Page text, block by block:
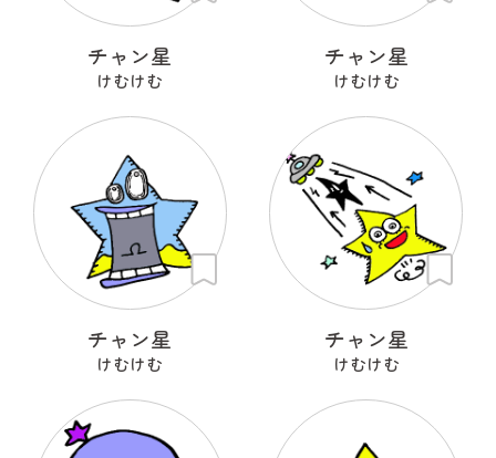
チャン星
けむけむ
チャン星
けむけむ
チャン星
けむけむ
チャン星
けむけむ